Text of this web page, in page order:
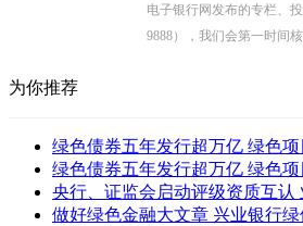
电子银行网发布的专栏、
9888），我们会第一时间
为你推荐
绿色债券五年发行超万亿 绿色
绿色债券五年发行超万亿 绿色
央行、证监会启动评级资质互认
做好绿色金融大文章 兴业银行